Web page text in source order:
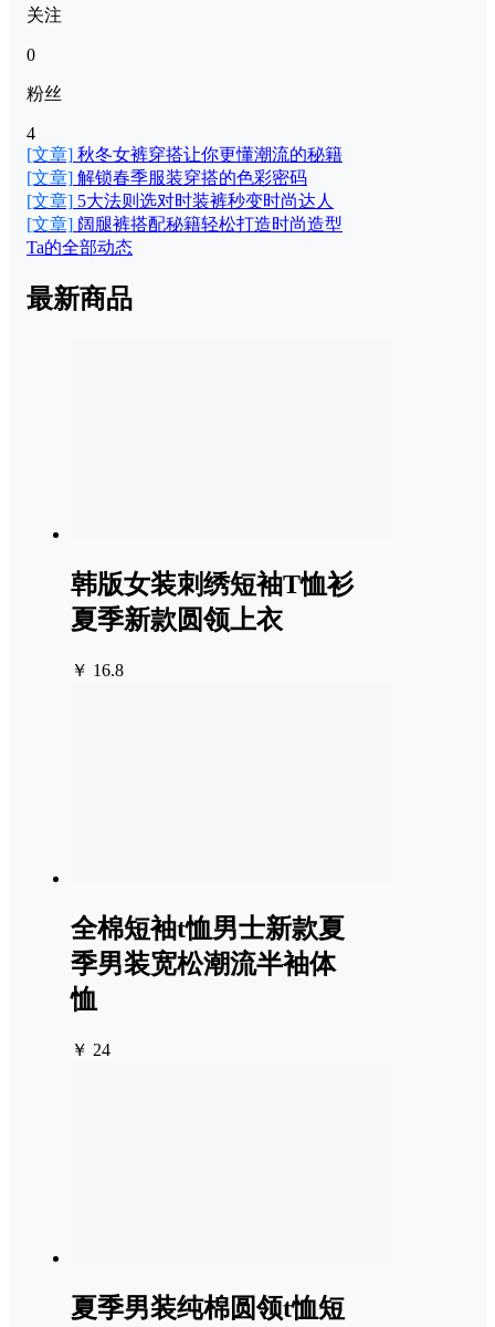
关注
0
粉丝
4
[文章] 秋冬女裤穿搭让你更懂潮流的秘籍
[文章] 解锁春季服装穿搭的色彩密码
[文章] 5大法则选对时装裤秒变时尚达人
[文章] 阔腿裤搭配秘籍轻松打造时尚造型
Ta的全部动态
最新商品
韩版女装刺绣短袖T恤衫
夏季新款圆领上衣
￥ 16.8
全棉短袖t恤男士新款夏
季男装宽松潮流半袖体
恤
￥ 24
夏季男装纯棉圆领t恤短